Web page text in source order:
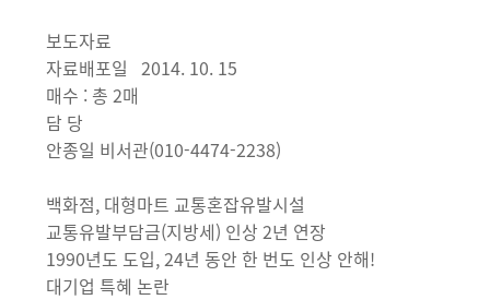
보도자료
자료배포일 2014. 10. 15
매수 : 총 2매
담 당
안종일 비서관(010-4474-2238)
백화점, 대형마트 교통혼잡유발시설
교통유발부담금(지방세) 인상 2년 연장
1990년도 도입, 24년 동안 한 번도 인상 안해!
대기업 특혜 논란